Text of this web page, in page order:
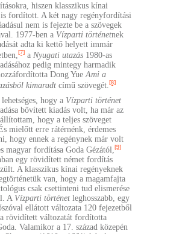
hiszen klasszikus kínai
fordított. A két nagy regényfordítási
nem is fejezte be a szövegek
1977-ben a Vízparti történetnek
adta ki kettő helyett immár
[7] a Nyugati utazás 1980-as
pedig mintegy harmadik
Dong Yue Ami a
kimaradt című szövegét. [8]
hogy a Vízparti történet
bővített kiadás volt, ha már az
hogy a teljes szöveget
mielőtt erre rátérnénk, érdemes
hogy ennek a regénynek már volt
magyar fordítása Goda Gézától, [9]
egy rövidített német fordítás
A klasszikus kínai regényeknek
van, hogy a magamfajta
csak csettinteni tud elismerése
A Vízparti történet leghosszabb, egy
ellátott változata 120 fejezetből
rövidített változatát fordította
Valamikor a 17. század közepén